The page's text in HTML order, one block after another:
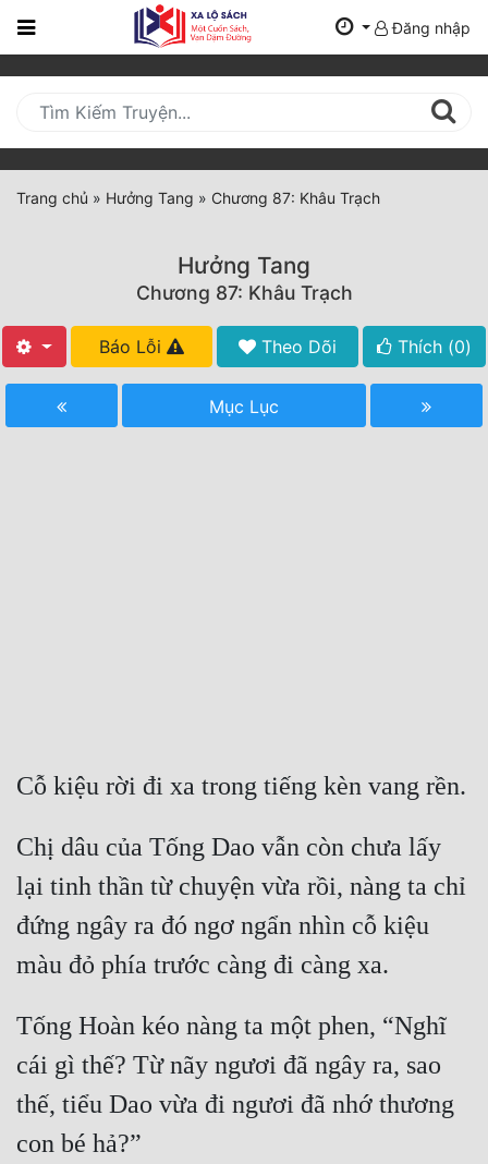
Trang
Mới
Cập
Nhật
(current)
Tất Cả
Xa Lộ Dịch
Cung Đấu
Cạnh Kỹ
Du Hí
Dã Sử
Đăng nhập
Trang chủ » Hưởng Tang » Chương 87: Khâu Trạch
Hưởng Tang
Chương 87: Khâu Trạch
Báo Lỗi Theo Dõi Thích (0)
Mục Lục
Cỗ kiệu rời đi xa trong tiếng kèn vang rền.
Chị dâu của Tống Dao vẫn còn chưa lấy
lại tinh thần từ chuyện vừa rồi, nàng ta chỉ
đứng ngây ra đó ngơ ngẩn nhìn cỗ kiệu
màu đỏ phía trước càng đi càng xa.
Tống Hoàn kéo nàng ta một phen, “Nghĩ
cái gì thế? Từ nãy ngươi đã ngây ra, sao
thế, tiểu Dao vừa đi ngươi đã nhớ thương
con bé hả?”